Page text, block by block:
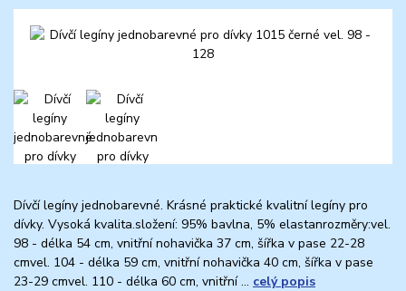
Dívčí legíny jednobarevné. Krásné praktické kvalitní legíny pro
dívky. Vysoká kvalita.složení: 95% bavlna, 5% elastanrozměry:vel.
98 - délka 54 cm, vnitřní nohavička 37 cm, šířka v pase 22-28
cmvel. 104 - délka 59 cm, vnitřní nohavička 40 cm, šířka v pase
23-29 cmvel. 110 - délka 60 cm, vnitřní ... celý popis